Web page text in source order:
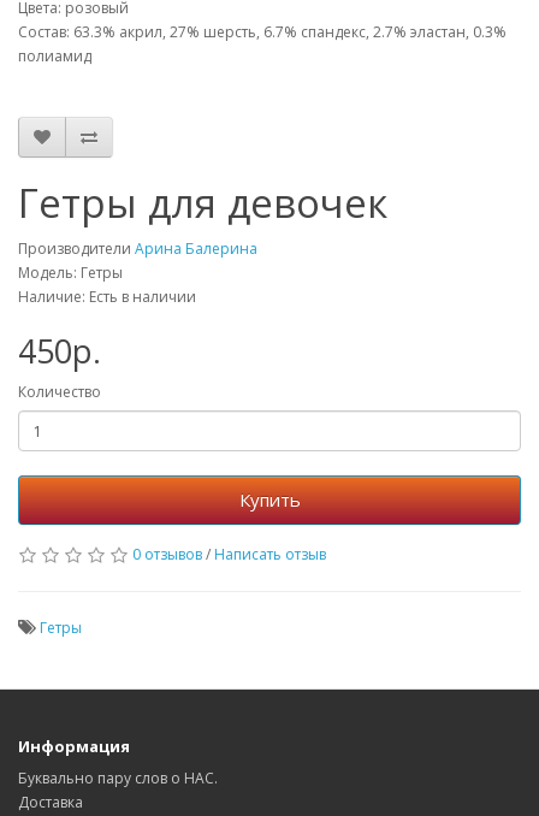
Цвета: розовый
Состав: 63.3% акрил, 27% шерсть, 6.7% спандекс, 2.7% эластан, 0.3%
полиамид
Гетры для девочек
Производители Арина Балерина
Модель: Гетры
Наличие: Есть в наличии
450р.
Количество
Купить
0 отзывов/ Написать отзыв
Гетры
Информация
Буквально пару слов о НАС.
Доставка